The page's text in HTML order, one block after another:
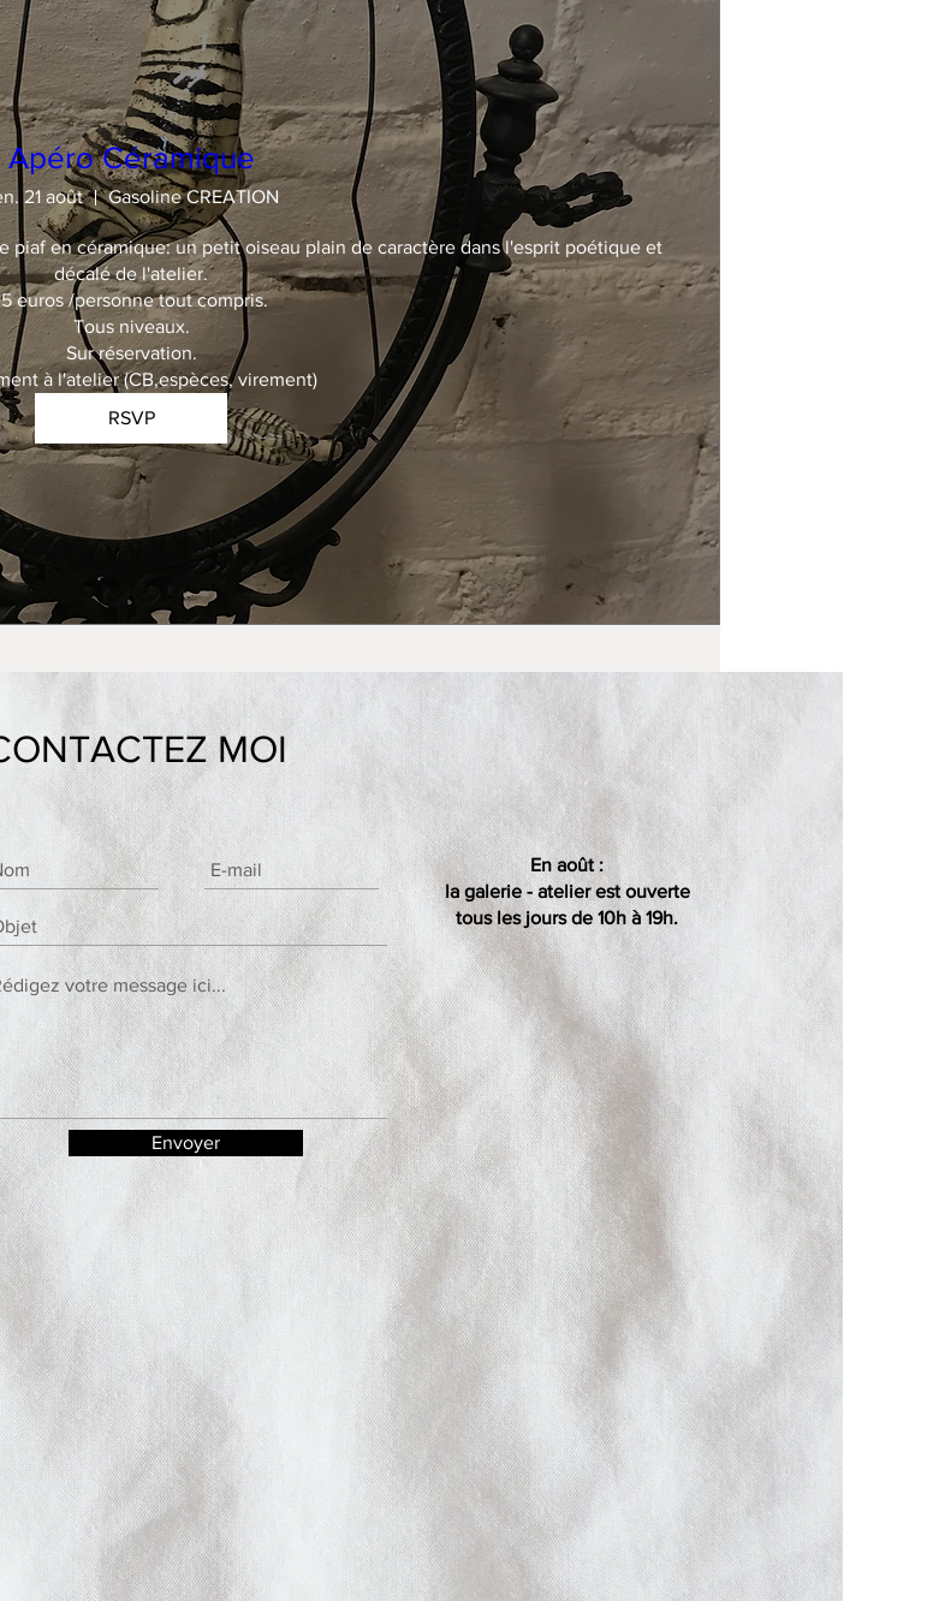
Apéro Céramique
21 août Gasoline CREATION
piaf en céramique: un petit oiseau plain de caractère dans l'esprit poétique et
décalé de l'atelier.
euros /personne tout compris.
Tous niveaux.
Sur réservation.
à l'atelier (CB,espèces, virement)
RSVP
MOI
Envoyer
En août :
la galerie - atelier est ouverte
tous les jours de 10h à 19h.